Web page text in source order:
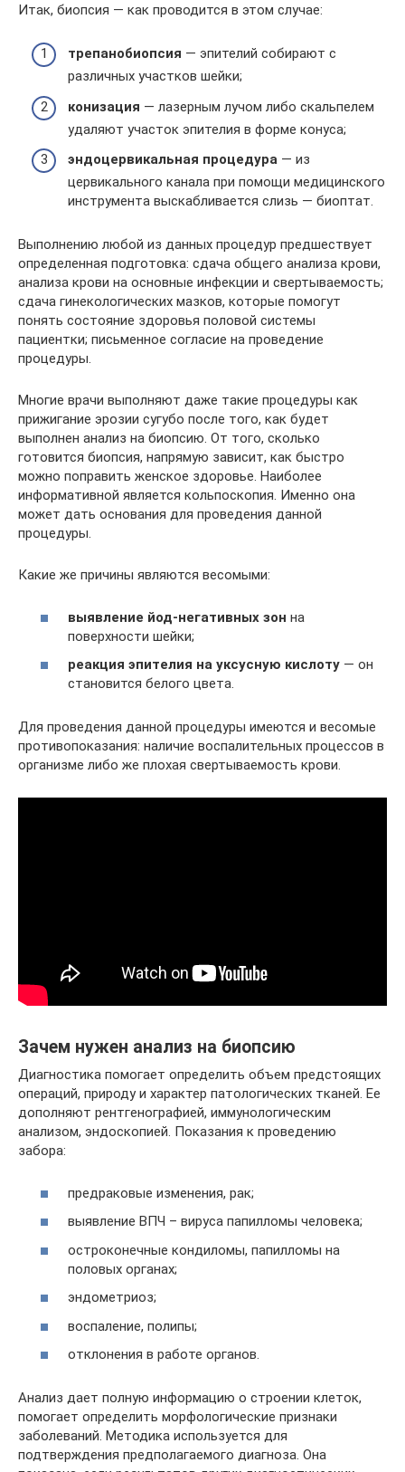
Итак, биопсия — как проводится в этом случае:
трепанобиопсия — эпителий собирают с
различных участков шейки;
конизация — лазерным лучом либо скальпелем
удаляют участок эпителия в форме конуса;
эндоцервикальная процедура — из
цервикального канала при помощи медицинского
инструмента выскабливается слизь — биоптат.
Выполнению любой из данных процедур предшествует
определенная подготовка: сдача общего анализа крови,
анализа крови на основные инфекции и свертываемость;
сдача гинекологических мазков, которые помогут
понять состояние здоровья половой системы
пациентки; письменное согласие на проведение
процедуры.
Многие врачи выполняют даже такие процедуры как
прижигание эрозии сугубо после того, как будет
выполнен анализ на биопсию. От того, сколько
готовится биопсия, напрямую зависит, как быстро
можно поправить женское здоровье. Наиболее
информативной является кольпоскопия. Именно она
может дать основания для проведения данной
процедуры.
Какие же причины являются весомыми:
выявление йод-негативных зон на
поверхности шейки;
реакция эпителия на уксусную кислоту — он
становится белого цвета.
Для проведения данной процедуры имеются и весомые
противопоказания: наличие воспалительных процессов в
организме либо же плохая свертываемость крови.
Зачем нужен анализ на биопсию
Диагностика помогает определить объем предстоящих
операций, природу и характер патологических тканей. Ее
дополняют рентгенографией, иммунологическим
анализом, эндоскопией. Показания к проведению
забора:
предраковые изменения, рак;
выявление ВПЧ – вируса папилломы человека;
остроконечные кондиломы, папилломы на
половых органах;
эндометриоз;
воспаление, полипы;
отклонения в работе органов.
Анализ дает полную информацию о строении клеток,
помогает определить морфологические признаки
заболеваний. Методика используется для
подтверждения предполагаемого диагноза. Она